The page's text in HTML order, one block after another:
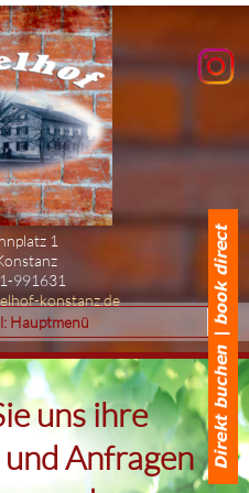
1
991631
konstanz.de
Hauptmenü
uns ihre
Anfragen